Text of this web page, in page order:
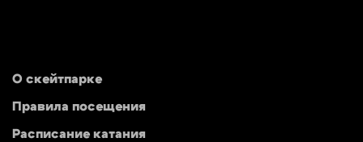
О скейтпарке
Правила посещения
Расписание катания